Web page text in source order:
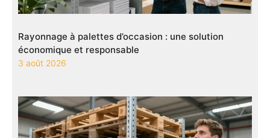
Rayonnage à palettes d’occasion : une solution
économique et responsable
3 août 2026